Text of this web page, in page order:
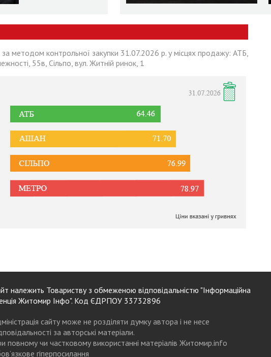
за методом контрольної закупки 31.07.2026 р. у місцях продажу: АТБ,
55в, Сільпо, вул. Житній ринок, 1
належить Товариству з обмеженою відповідальністю "Інформаційна
Житомир Інфо". Код ЄДРПОУ 33732896
сайту може не розділяти думку автора і не несе
за авторські матеріали.
повному чи частковому використанні матеріалів Житомир.info
гіперпосилання